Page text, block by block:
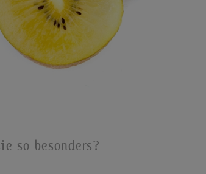
so besonders?